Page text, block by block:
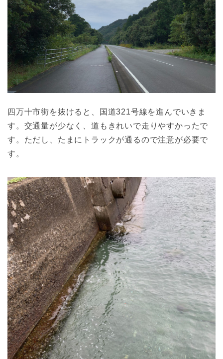
四万十市街を抜けると、国道321号線を進んでいきま
す。交通量が少なく、道もきれいで走りやすかったで
す。ただし、たまにトラックが通るので注意が必要で
す。